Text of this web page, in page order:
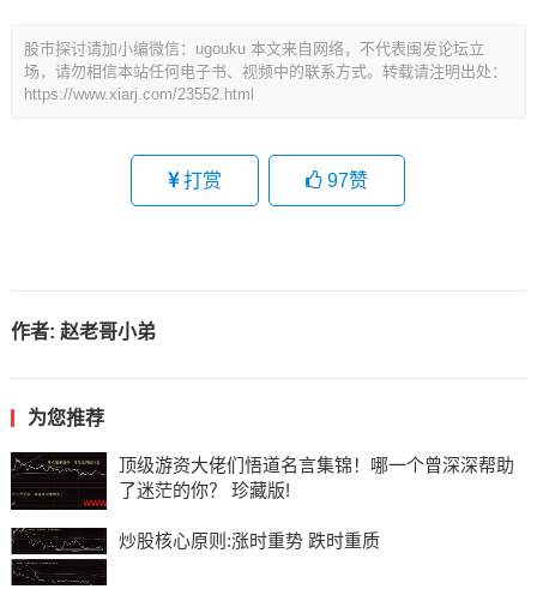
股市探讨请加小编微信：ugouku 本文来自网络，不代表闽发论坛立
场，请勿相信本站任何电子书、视频中的联系方式。转载请注明出处：
https://www.xiarj.com/23552.html
打赏 97赞
作者: 赵老哥小弟
为您推荐
顶级游资大佬们悟道名言集锦！哪一个曾深深帮助
了迷茫的你？ 珍藏版!
炒股核心原则:涨时重势 跌时重质